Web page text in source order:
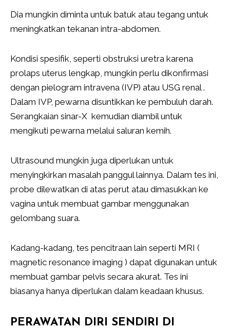
Dia mungkin diminta untuk batuk atau tegang untuk
meningkatkan tekanan intra-abdomen.
Kondisi spesifik, seperti obstruksi uretra karena
prolaps uterus lengkap, mungkin perlu dikonfirmasi
dengan pielogram intravena (IVP) atau USG renal .
Dalam IVP, pewarna disuntikkan ke pembuluh darah.
Serangkaian sinar-X kemudian diambil untuk
mengikuti pewarna melalui saluran kemih.
Ultrasound mungkin juga diperlukan untuk
menyingkirkan masalah panggul lainnya. Dalam tes ini,
probe dilewatkan di atas perut atau dimasukkan ke
vagina untuk membuat gambar menggunakan
gelombang suara.
Kadang-kadang, tes pencitraan lain seperti MRI (
magnetic resonance imaging ) dapat digunakan untuk
membuat gambar pelvis secara akurat. Tes ini
biasanya hanya diperlukan dalam keadaan khusus.
PERAWATAN DIRI SENDIRI DI